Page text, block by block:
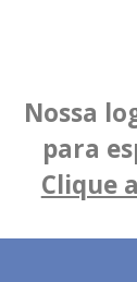
Nossa
para
Clique